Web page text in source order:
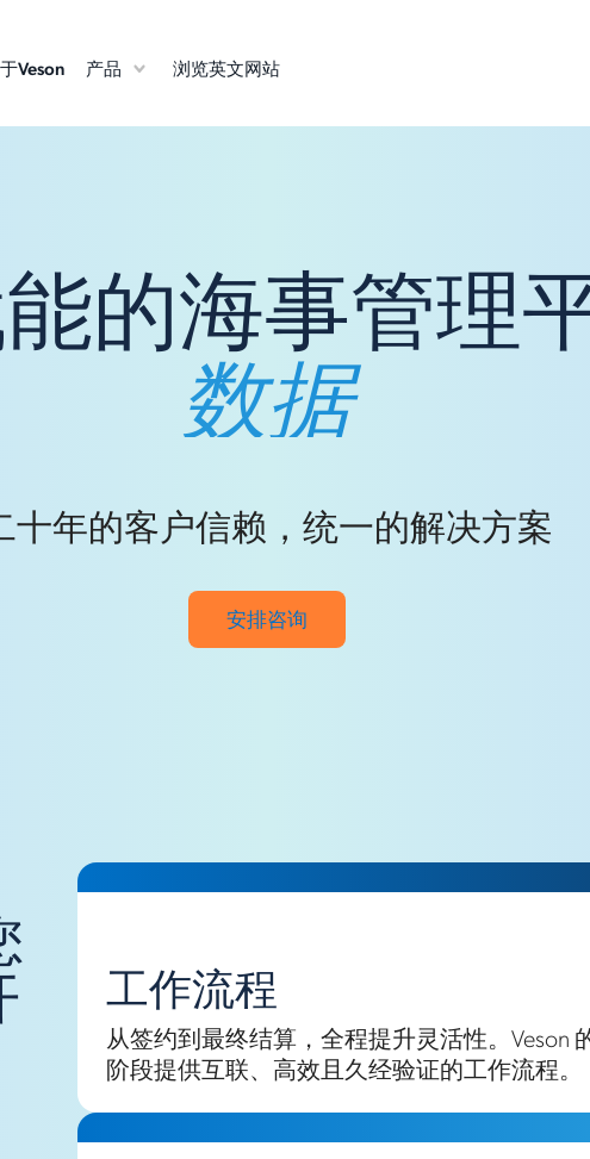
Veson 产品 浏览英文网站
的海事管理
协作
十年的客户信赖，统一的解决方案
安排咨询
工作流程
从签约到最终结算，全程提升灵活性。
阶段提供互联、高效且久经验证的工作流程。